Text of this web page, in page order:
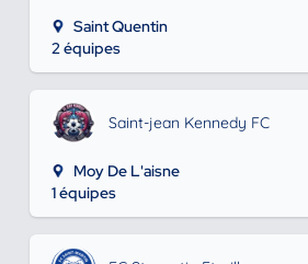
Saint Quentin
2 équipes
Saint-jean Kennedy FC
Moy De L'aisne
1 équipes